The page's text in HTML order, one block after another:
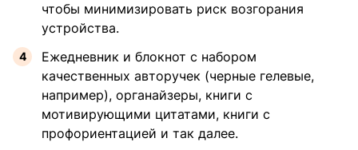
чтобы минимизировать риск возгорания
устройства.
Ежедневник и блокнот с набором
качественных авторучек (черные гелевые,
например), органайзеры, книги с
мотивирующими цитатами, книги с
профориентацией и так далее.